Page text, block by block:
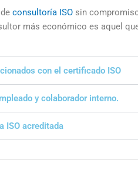
consultoría ISO sin
más económico es aquel
con el certificado ISO
y colaborador interno.
ISO acreditada